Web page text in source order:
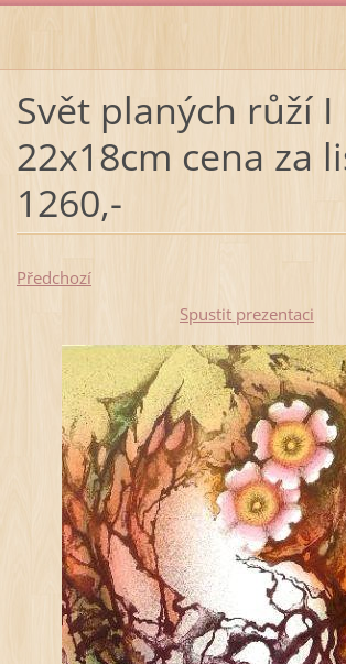
Svět planých růží I
22x18cm cena za
1260,-
Předchozí
Spustit prezentaci